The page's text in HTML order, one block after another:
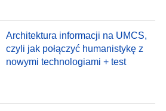
Architektura informacji na UMCS,
czyli jak połączyć humanistykę z
nowymi technologiami + test